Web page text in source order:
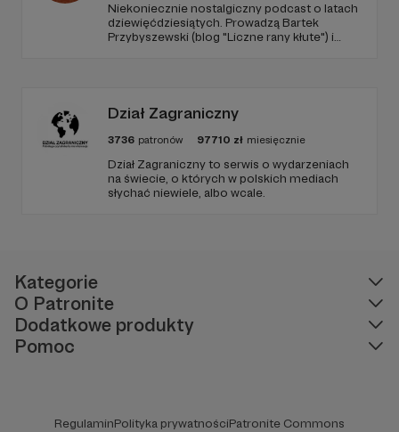
Niekoniecznie nostalgiczny podcast o latach
dziewięćdziesiątych. Prowadzą Bartek
Przybyszewski (blog "Liczne rany kłute") i
Tadeusz Drozda.
Dział Zagraniczny
3736 patronów 97710 zł miesięcznie
Dział Zagraniczny to serwis o wydarzeniach
na świecie, o których w polskich mediach
słychać niewiele, albo wcale.
Kategorie
O Patronite
Dodatkowe produkty
Pomoc
RegulaminPolityka prywatnościPatronite Commons